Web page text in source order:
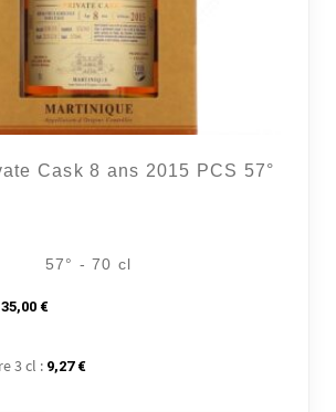
Cask 8 ans 2015 PCS 57°
57° - 70 cl
€
3 cl : 9,27 €